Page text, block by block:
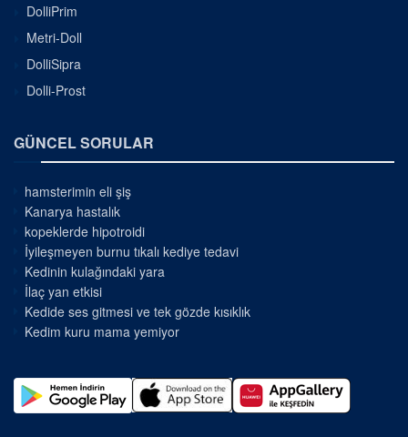
DolliPrim
Metri-Doll
DolliSipra
Dolli-Prost
GÜNCEL SORULAR
hamsterimin eli şiş
Kanarya hastalık
kopeklerde hipotroidi
İyileşmeyen burnu tıkalı kediye tedavi
Kedinin kulağındaki yara
İlaç yan etkisi
Kedide ses gitmesi ve tek gözde kısıklık
Kedim kuru mama yemiyor